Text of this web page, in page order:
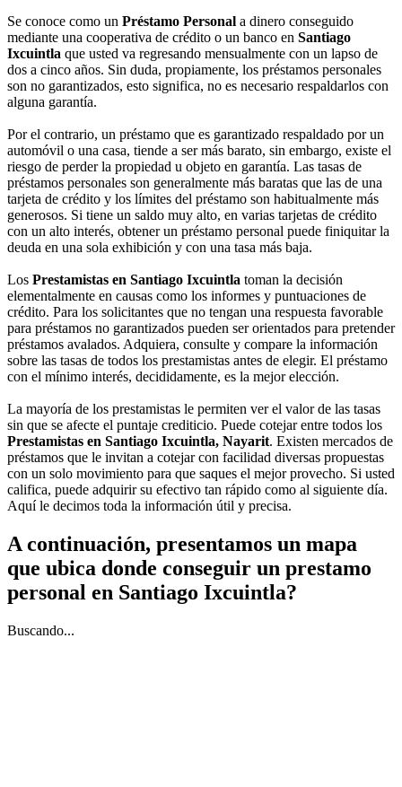
Se conoce como un Préstamo Personal a dinero conseguido
mediante una cooperativa de crédito o un banco en Santiago
Ixcuintla que usted va regresando mensualmente con un lapso de
dos a cinco años. Sin duda, propiamente, los préstamos personales
son no garantizados, esto significa, no es necesario respaldarlos con
alguna garantía.
Por el contrario, un préstamo que es garantizado respaldado por un
automóvil o una casa, tiende a ser más barato, sin embargo, existe el
riesgo de perder la propiedad u objeto en garantía. Las tasas de
préstamos personales son generalmente más baratas que las de una
tarjeta de crédito y los límites del préstamo son habitualmente más
generosos. Si tiene un saldo muy alto, en varias tarjetas de crédito
con un alto interés, obtener un préstamo personal puede finiquitar la
deuda en una sola exhibición y con una tasa más baja.
Los Prestamistas en Santiago Ixcuintla toman la decisión
elementalmente en causas como los informes y puntuaciones de
crédito. Para los solicitantes que no tengan una respuesta favorable
para préstamos no garantizados pueden ser orientados para pretender
préstamos avalados. Adquiera, consulte y compare la información
sobre las tasas de todos los prestamistas antes de elegir. El préstamo
con el mínimo interés, decididamente, es la mejor elección.
La mayoría de los prestamistas le permiten ver el valor de las tasas
sin que se afecte el puntaje crediticio. Puede cotejar entre todos los
Prestamistas en Santiago Ixcuintla, Nayarit. Existen mercados de
préstamos que le invitan a cotejar con facilidad diversas propuestas
con un solo movimiento para que saques el mejor provecho. Si usted
califica, puede adquirir su efectivo tan rápido como al siguiente día.
Aquí le decimos toda la información útil y precisa.
A continuación, presentamos un mapa
que ubica donde conseguir un prestamo
personal en Santiago Ixcuintla?
Buscando...